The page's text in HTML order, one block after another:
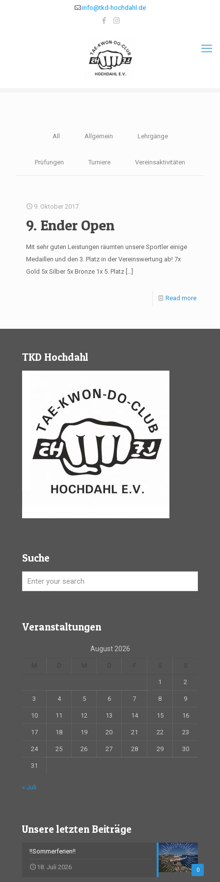
info@tkd-hochdahl.de
All Allgemein Lehrgänge
Prüfungen Turniere Vereinsaktivitäten
9. Oktober 2017
9. Ender Open
Mit sehr guten Leistungen räumten unsere Sportler einige
Medaillen und den 3. Platz in der Vereinswertung ab! 7x
Gold 5x Silber 5x Bronze 1x 5. Platz […]
Read more
TKD Hochdahl
Suche
Veranstaltungen
August 2026
1 2
3 4 5 6 7 8 9
10 11 12 13 14 15 16
17 18 19 20 21 22 23
24 25 26 27 28 29 30
31
« Juli
Unsere letzten Beiträge
0
!!Sommerferien!!
18. Juli 2026